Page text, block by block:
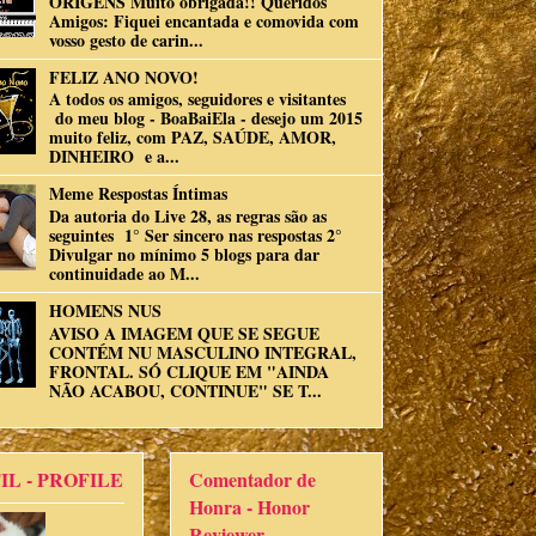
Amigos: Fiquei encantada e comovida com
vosso gesto de carin...
FELIZ ANO NOVO!
A todos os amigos, seguidores e visitantes
do meu blog - BoaBaiEla - desejo um 2015
muito feliz, com PAZ, SAÚDE, AMOR,
DINHEIRO e a...
Meme Respostas Íntimas
Da autoria do Live 28, as regras são as
seguintes 1° Ser sincero nas respostas 2°
Divulgar no mínimo 5 blogs para dar
continuidade ao M...
HOMENS NUS
AVISO A IMAGEM QUE SE SEGUE
CONTÉM NU MASCULINO INTEGRAL,
FRONTAL. SÓ CLIQUE EM "AINDA
NÃO ACABOU, CONTINUE" SE T...
- PROFILE
Comentador de
Honra - Honor